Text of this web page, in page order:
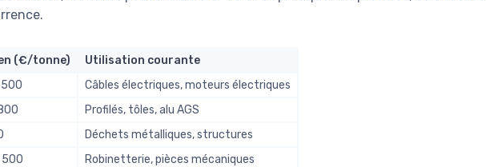
(€/tonne)
Utilisation courante
Câbles électriques, moteurs électriques
Profilés, tôles, alu AGS
Déchets métalliques, structures
500 Robinetterie, pièces mécaniques